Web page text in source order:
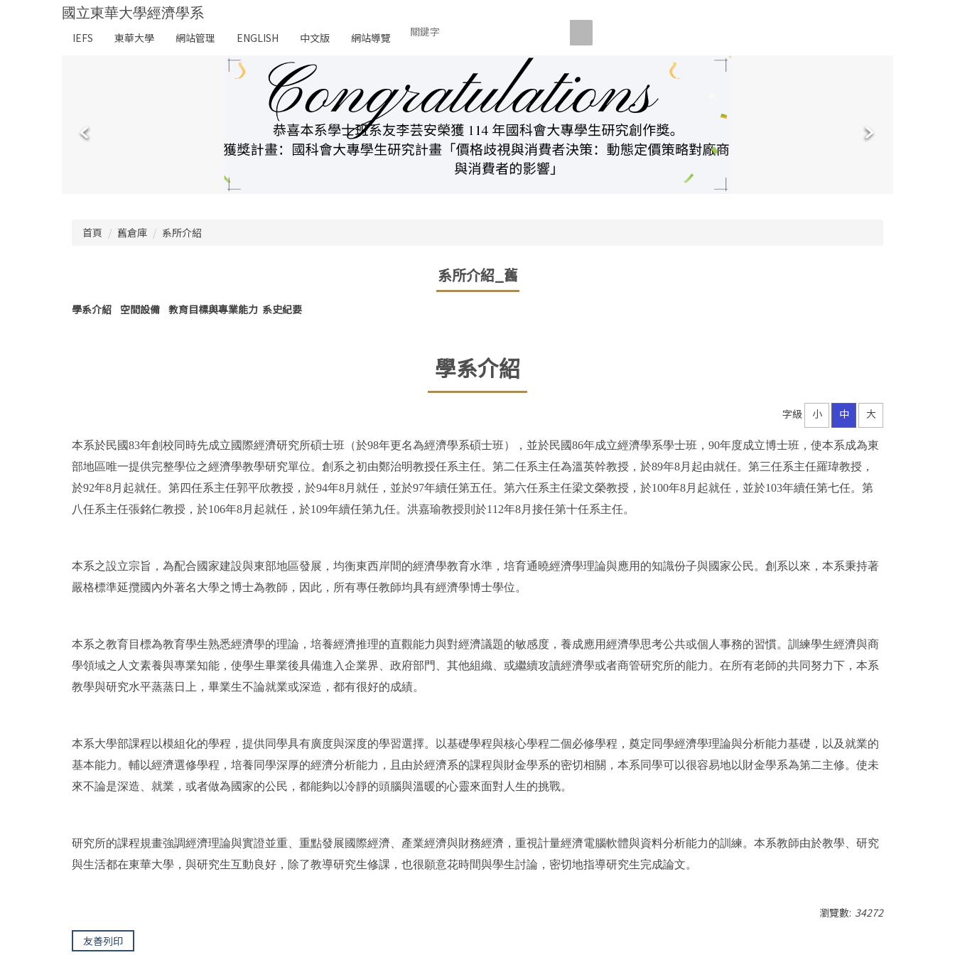
國立東華大學經濟學系
IEFS 東華大學 網站管理 ENGLISH 中文版 網站導覽
首頁 舊倉庫 系所介紹
系所介紹_舊
學系介紹 空間設備 教育目標與專業能力 系史紀要
學系介紹
字級 小 中 大
本系於民國83年創校同時先成立國際經濟研究所碩士班（於98年更名為經濟學系碩士班），並於民國86年成立經濟學系學士班，90年度成立博士班，使本系成為東
部地區唯一提供完整學位之經濟學教學研究單位。創系之初由鄭治明教授任系主任。第二任系主任為溫英幹教授，於89年8月起由就任。第三任系主任羅瑋教授，
於92年8月起就任。第四任系主任郭平欣教授，於94年8月就任，並於97年續任第五任。第六任系主任梁文榮教授，於100年8月起就任，並於103年續任第七任。第
八任系主任張銘仁教授，於106年8月起就任，於109年續任第九任。洪嘉瑜教授則於112年8月接任第十任系主任。
本系之設立宗旨，為配合國家建設與東部地區發展，均衡東西岸間的經濟學教育水準，培育通曉經濟學理論與應用的知識份子與國家公民。創系以來，本系秉持著
嚴格標準延攬國內外著名大學之博士為教師，因此，所有專任教師均具有經濟學博士學位。
本系之教育目標為教育學生熟悉經濟學的理論，培養經濟推理的直觀能力與對經濟議題的敏感度，養成應用經濟學思考公共或個人事務的習慣。訓練學生經濟與商
學領域之人文素養與專業知能，使學生畢業後具備進入企業界、政府部門、其他組織、或繼續攻讀經濟學或者商管研究所的能力。在所有老師的共同努力下，本系
教學與研究水平蒸蒸日上，畢業生不論就業或深造，都有很好的成績。
本系大學部課程以模組化的學程，提供同學具有廣度與深度的學習選擇。以基礎學程與核心學程二個必修學程，奠定同學經濟學理論與分析能力基礎，以及就業的
基本能力。輔以經濟選修學程，培養同學深厚的經濟分析能力，且由於經濟系的課程與財金學系的密切相關，本系同學可以很容易地以財金學系為第二主修。使未
來不論是深造、就業，或者做為國家的公民，都能夠以冷靜的頭腦與溫暖的心靈來面對人生的挑戰。
研究所的課程規畫強調經濟理論與實證並重、重點發展國際經濟、產業經濟與財務經濟，重視計量經濟電腦軟體與資料分析能力的訓練。本系教師由於教學、研究
與生活都在東華大學，與研究生互動良好，除了教導研究生修課，也很願意花時間與學生討論，密切地指導研究生完成論文。
瀏覽數: 34272
友善列印